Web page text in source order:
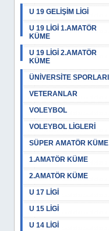
U 19 GELİŞİM LİGİ
U 19 LİGİ 1.AMATÖR
KÜME
U 19 LİGİ 2.AMATÖR
KÜME
ÜNİVERSİTE SPORLARI
VETERANLAR
VOLEYBOL
VOLEYBOL LİGLERİ
SÜPER AMATÖR KÜME
1.AMATÖR KÜME
2.AMATÖR KÜME
U 17 LİGİ
U 15 LİGİ
U 14 LİGİ